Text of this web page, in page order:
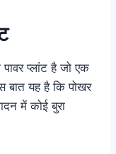
प्लांट है जो एक
बात यह है कि पोखर
में कोई बुरा